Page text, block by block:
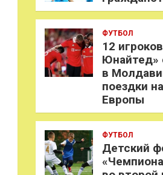
ФУТБОЛ
12
Юнайтед»
в
поездки
Европы
ФУТБОЛ
Детский